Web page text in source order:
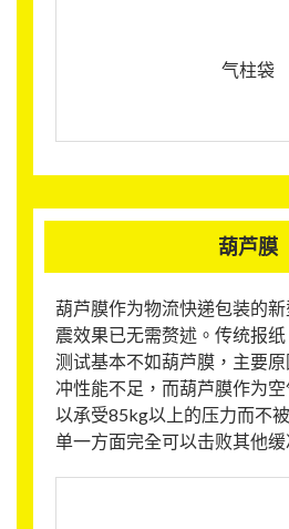
气柱袋
葫芦膜
葫芦膜作为物流快递包装的
震效果已无需赘述。传统报
测试基本不如葫芦膜，主要
冲性能不足，而葫芦膜作为
以承受85kg以上的压力而不
单一方面完全可以击败其他缓